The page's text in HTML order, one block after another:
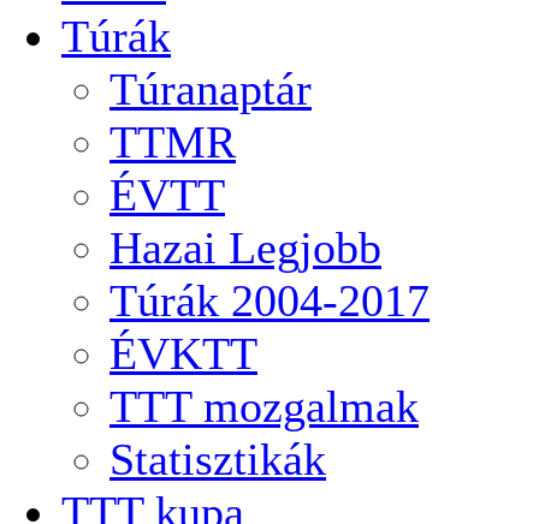
Túrák
Túranaptár
TTMR
ÉVTT
Hazai Legjobb
Túrák 2004-2017
ÉVKTT
TTT mozgalmak
Statisztikák
TTT kupa